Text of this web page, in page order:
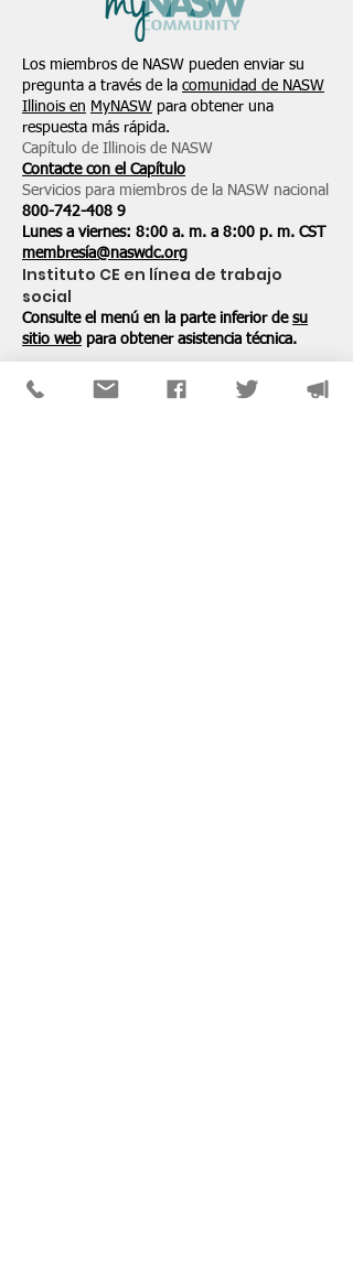
Los miembros de NASW pueden enviar su
pregunta a través de la comunidad de NASW
Illinois en MyNASW para obtener una
respuesta más rápida.
Capítulo de Illinois de NASW
Contacte con el Capítulo
Servicios para miembros de la NASW nacional
800-742-408 9
Lunes a viernes: 8:00 a. m. a 8:00 p. m. CST
membresía@naswdc.org
Instituto CE en línea de trabajo
social
Consulte el menú en la parte inferior de su
sitio web para obtener asistencia técnica.
PATROCINADORES